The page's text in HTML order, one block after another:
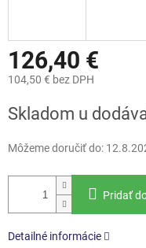
126,40 €
104,50 € bez DPH
cena:
Skladom u
Môžeme doručiť do:
Pridať
Detailné informácie